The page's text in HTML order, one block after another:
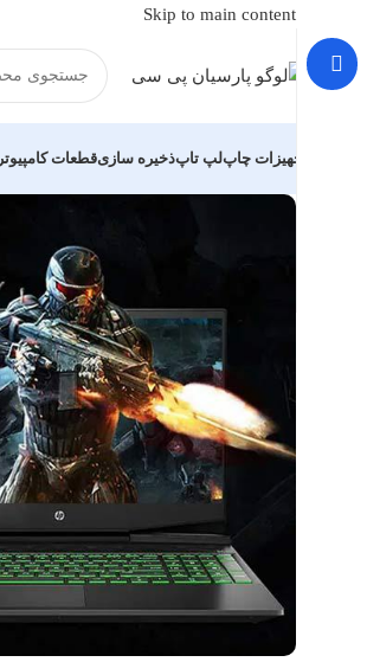
Skip to main content
تجهیزات چاپلپ تاپذخیره سازیقطعات کامپیوتر